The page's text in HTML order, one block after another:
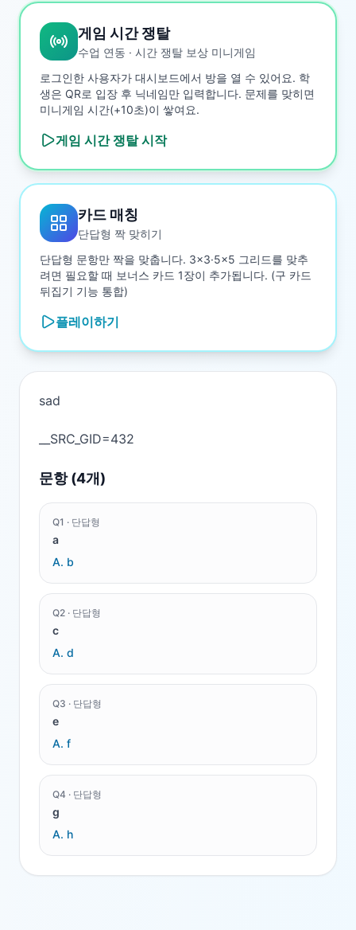
게임 시간 쟁탈
수업 연동 · 시간 쟁탈 보상 미니게임
로그인한 사용자가 대시보드에서 방을 열 수 있어요. 학
생은 QR로 입장 후 닉네임만 입력합니다. 문제를 맞히면
미니게임 시간(+10초)이 쌓여요.
게임 시간 쟁탈시작
카드 매칭
단답형 짝 맞히기
단답형 문항만 짝을 맞춥니다. 3×3·5×5 그리드를 맞추
려면 필요할 때 보너스 카드 1장이 추가됩니다. (구 카드
뒤집기 기능 통합)
플레이하기
sad
문항 (4개)
Q1 · 단답형
a
A. b
Q2 · 단답형
c
A. d
Q3 · 단답형
e
A. f
Q4 · 단답형
g
A. h